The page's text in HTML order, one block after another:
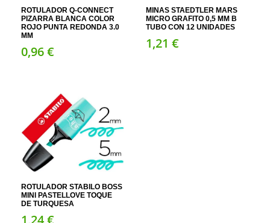
ROTULADOR Q-CONNECT
PIZARRA BLANCA COLOR
ROJO PUNTA REDONDA 3.0
MM
0,96 €
MINAS STAEDTLER MARS
MICRO GRAFITO 0,5 MM B
TUBO CON 12 UNIDADES
1,21 €
ROTULADOR STABILO BOSS
MINI PASTELLOVE TOQUE
DE TURQUESA